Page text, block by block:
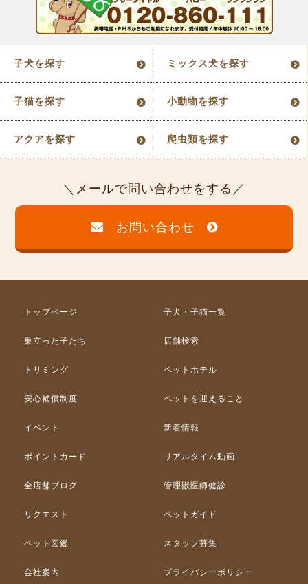
子犬を探す ミックス犬を探す
子猫を探す 小動物を探す
アクアを探す 爬虫類を探す
メールで問い合わせをする
お問い合わせ
トップページ 子犬・子猫一覧
巣立った子たち 店舗検索
トリミング ペットホテル
安心補償制度 ペットを迎えること
イベント 新着情報
ポイントカード リアルタイム動画
全店舗ブログ 管理獣医師健診
リクエスト ペットガイド
ペット図鑑 スタッフ募集
会社案内 プライバシーポリシー